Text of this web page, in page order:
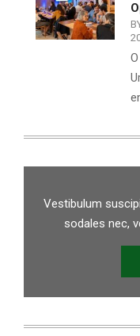
Vestibulum
sodales nec,